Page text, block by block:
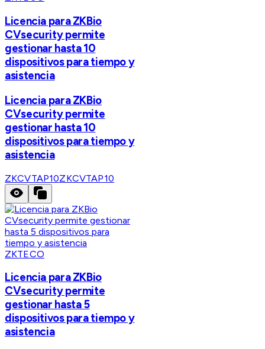
Licencia para ZKBio
CVsecurity permite
gestionar hasta 10
dispositivos para tiempo y
asistencia
Licencia para ZKBio
CVsecurity permite
gestionar hasta 10
dispositivos para tiempo y
asistencia
ZKCVTAP10ZKCVTAP10
ZKTECO
Licencia para ZKBio
CVsecurity permite
gestionar hasta 5
dispositivos para tiempo y
asistencia